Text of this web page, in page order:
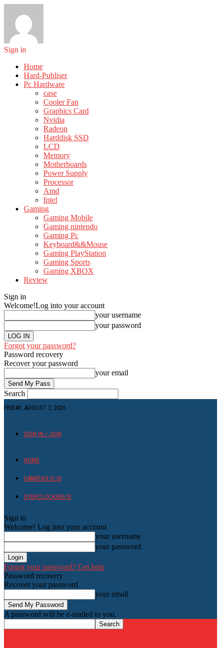
Sign in
Home
Hard-Publiser
Pc Hardware
case
Cooler Fan
Graphics Card
Nvidia
Radeon
Harddisk SSD
LCD
Memory
Motherboards
Power Supply
Processor
Amd
Intel
Gaming
Gaming Mobile
Gaming nintendo
Gaming Pc
Keyboard&&Mouse
Gaming PlayStation
Gaming Sports
Gaming XBOX
Review
Sign in
Welcome!Log into your account
your username
your password
Forgot your password?
Password recovery
Recover your password
your email
Search
FRIDAY, AUGUST 7, 2026
SIGN IN / JOIN
HOME
GAMEHOLIC.ID
OVERCLOCKING ID
Sign in
Welcome! Log into your account
your username
your password
Forgot your password? Get help
Password recovery
Recover your password
your email
A password will be e-mailed to you.